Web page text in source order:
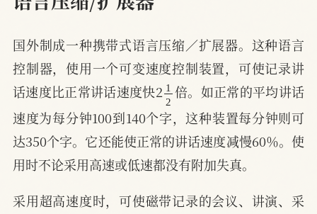
国外制成一种携带式语言压缩／扩展器。这种语言
控制器，使用一个可变速度控制装置，可使记录讲
话速度比正常讲话速度快212倍。如正常的平均讲话
速度为每分钟100到140个字，这种装置每分钟则可
达350个字。它还能使正常的讲话速度减慢60％。使
用时不论采用高速或低速都没有附加失真。
采用超高速度时，可使磁带记录的会议、讲演、采